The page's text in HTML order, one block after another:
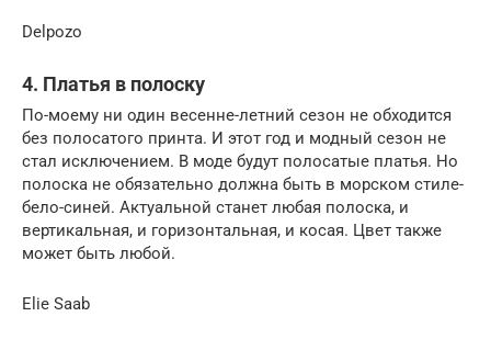
Delpozo
4. Платья в полоску
По-моему ни один весенне-летний сезон не обходится
без полосатого принта. И этот год и модный сезон не
стал исключением. В моде будут полосатые платья. Но
полоска не обязательно должна быть в морском стиле-
бело-синей. Актуальной станет любая полоска, и
вертикальная, и горизонтальная, и косая. Цвет также
может быть любой.
Elie Saab